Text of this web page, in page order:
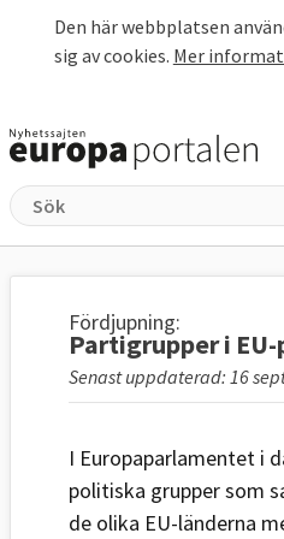
Den här webbplatsen
sig av cookies. Mer
Fördjupning:
Partigrupper i
Senast uppdaterad: 16
I Europaparlamentet i
politiska grupper som
de olika EU-länderna